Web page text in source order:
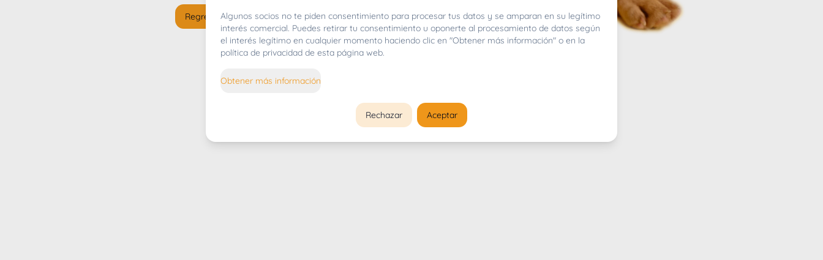
Regresar al inicioAlgunos socios no te piden consentimiento para procesar tus datos y se amparan en su legítimo
interés comercial. Puedes retirar tu consentimiento u oponerte al procesamiento de datos según
el interés legítimo en cualquier momento haciendo clic en "Obtener más información" o en la
política de privacidad de esta página web.
Obtener más información
Rechazar Aceptar